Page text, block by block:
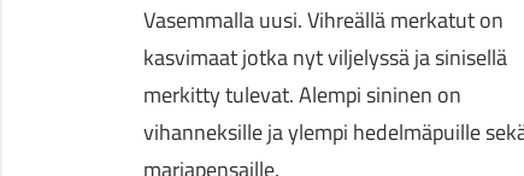
Vasemmalla uusi. Vihreällä merkatut on
kasvimaat jotka nyt viljelyssä ja sinisellä
merkitty tulevat. Alempi sininen on
vihanneksille ja ylempi hedelmäpuille
marjapensaille.